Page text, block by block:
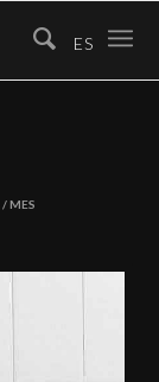
/ Mes
ES